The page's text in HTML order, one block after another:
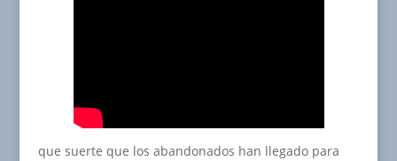
que suerte que los abandonados han llegado para